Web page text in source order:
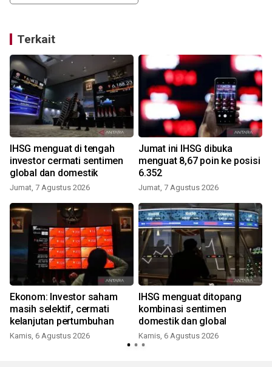
Terkait
IHSG menguat di tengah
investor cermati sentimen
global dan domestik
Jumat, 7 Agustus 2026
Jumat ini IHSG dibuka
menguat 8,67 poin ke posisi
6.352
Jumat, 7 Agustus 2026
Ekonom: Investor saham
masih selektif, cermati
kelanjutan pertumbuhan
Kamis, 6 Agustus 2026
IHSG menguat ditopang
kombinasi sentimen
domestik dan global
Kamis, 6 Agustus 2026